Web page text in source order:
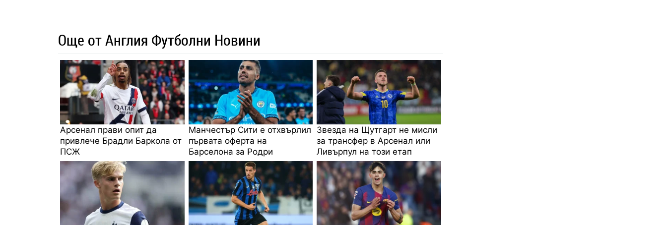
Още от Англия Футболни Новини
Арсенал прави опит да
привлече Брадли Баркола от
ПСЖ
Манчестър Сити е отхвърлил
първата оферта на
Барселона за Родри
Звезда на Щутгарт не мисли
за трансфер в Арсенал или
Ливърпул на този етап